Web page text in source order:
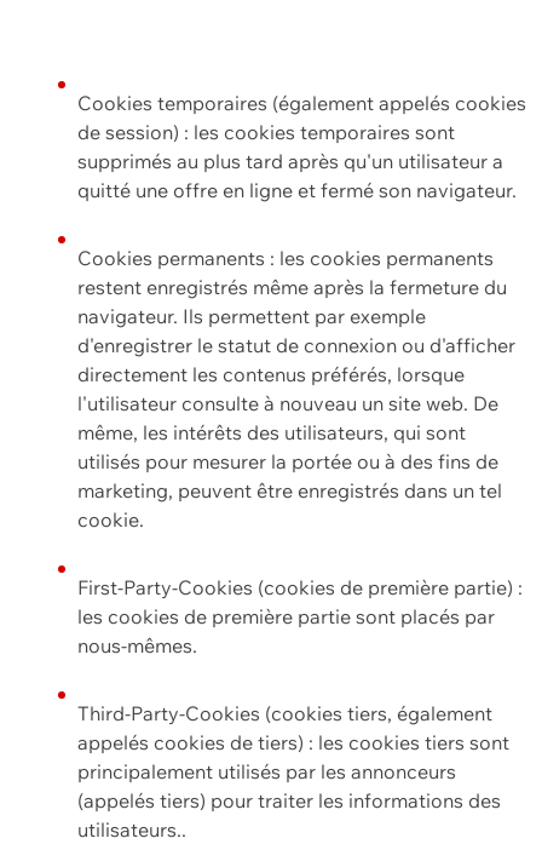
Cookies temporaires (également appelés cookies
de session) : les cookies temporaires sont
supprimés au plus tard après qu'un utilisateur a
quitté une offre en ligne et fermé son navigateur.
Cookies permanents : les cookies permanents
restent enregistrés même après la fermeture du
navigateur. Ils permettent par exemple
d'enregistrer le statut de connexion ou d'afficher
directement les contenus préférés, lorsque
l'utilisateur consulte à nouveau un site web. De
même, les intérêts des utilisateurs, qui sont
utilisés pour mesurer la portée ou à des fins de
marketing, peuvent être enregistrés dans un tel
cookie.
First-Party-Cookies (cookies de première partie) :
les cookies de première partie sont placés par
nous-mêmes.
Third-Party-Cookies (cookies tiers, également
appelés cookies de tiers) : les cookies tiers sont
principalement utilisés par les annonceurs
(appelés tiers) pour traiter les informations des
utilisateurs..